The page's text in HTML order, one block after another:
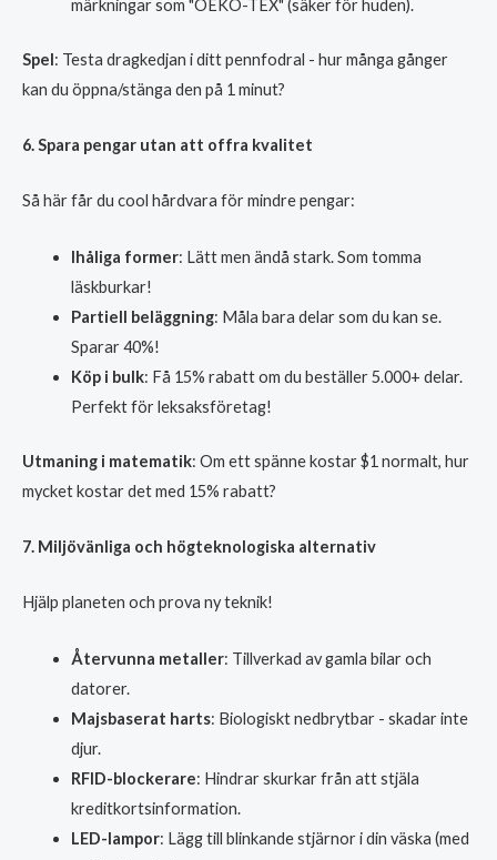
märkningar som "OEKO-TEX" (säker för huden).
Spel: Testa dragkedjan i ditt pennfodral - hur många gånger
kan du öppna/stänga den på 1 minut?
6. Spara pengar utan att offra kvalitet
Så här får du cool hårdvara för mindre pengar:
Ihåliga former: Lätt men ändå stark. Som tomma
läskburkar!
Partiell beläggning: Måla bara delar som du kan se.
Sparar 40%!
Köp i bulk: Få 15% rabatt om du beställer 5.000+ delar.
Perfekt för leksaksföretag!
Utmaning i matematik: Om ett spänne kostar $1 normalt, hur
mycket kostar det med 15% rabatt?
7. Miljövänliga och högteknologiska alternativ
Hjälp planeten och prova ny teknik!
Återvunna metaller: Tillverkad av gamla bilar och
datorer.
Majsbaserat harts: Biologiskt nedbrytbar - skadar inte
djur.
RFID-blockerare: Hindrar skurkar från att stjäla
kreditkortsinformation.
LED-lampor: Lägg till blinkande stjärnor i din väska (med